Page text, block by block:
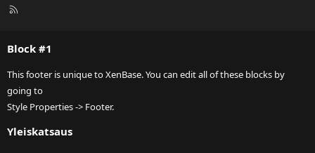
R
Block #1
This footer is unique to XenBase. You can edit all of these blocks by
going to
Style Properties -> Footer.
Yleiskatsaus